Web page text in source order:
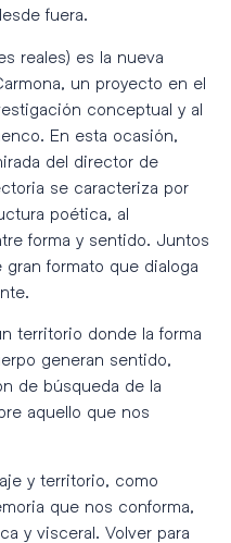
fuera.
reales) es la nueva
un proyecto en el
conceptual y al
En esta ocasión,
del director de
se caracteriza por
poética, al
forma y sentido. Juntos
formato que dialoga
territorio donde la forma
generan sentido,
de búsqueda de la
aquello que nos
y territorio, como
que nos conforma,
y visceral. Volver para